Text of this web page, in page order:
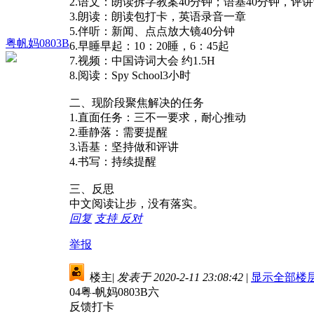
粤帆妈0803B
3.朗读：朗读包打卡，英语录音一章
5.伴听：新闻、点点放大镜40分钟
6.早睡早起：10：20睡，6：45起
7.视频：中国诗词大会 约1.5H
8.阅读：Spy School3小时
二、现阶段聚焦解决的任务
1.直面任务：三不一要求，耐心推动
2.垂静落：需要提醒
3.语基：坚持做和评讲
4.书写：持续提醒
三、反思
中文阅读让步，没有落实。
回复 支持 反对
举报
楼主| 发表于 2020-2-11 23:08:42 | 显示全部楼
04粤-帆妈0803B六
反馈打卡